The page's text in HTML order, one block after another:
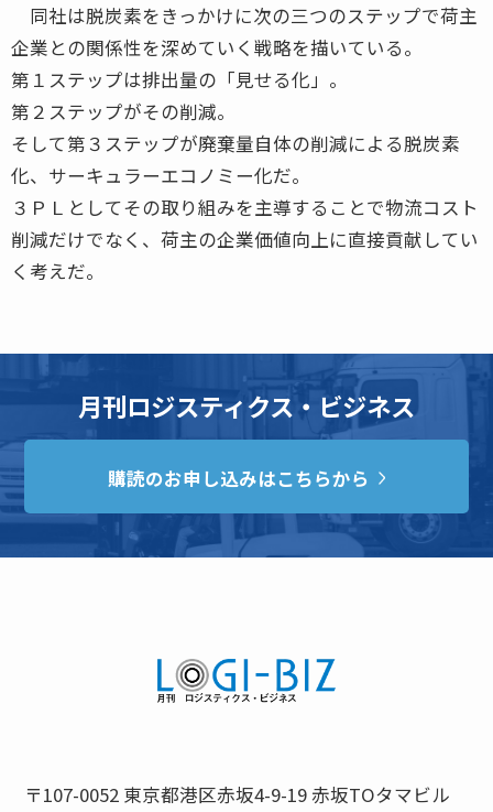
同社は脱炭素をきっかけに次の三つのステップで荷主
企業との関係性を深めていく戦略を描いている。
第１ステップは排出量の「見せる化」。
第２ステップがその削減。
そして第３ステップが廃棄量自体の削減による脱炭素
化、サーキュラーエコノミー化だ。
３ＰＬとしてその取り組みを主導することで物流コスト
削減だけでなく、荷主の企業価値向上に直接貢献してい
く考えだ。
月刊ロジスティクス・ビジネス
購読のお申し込みはこちらから
〒107-0052 東京都港区赤坂4-9-19 赤坂TOタマビル